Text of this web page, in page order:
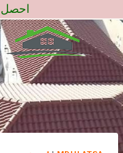
إلى
المحتوى